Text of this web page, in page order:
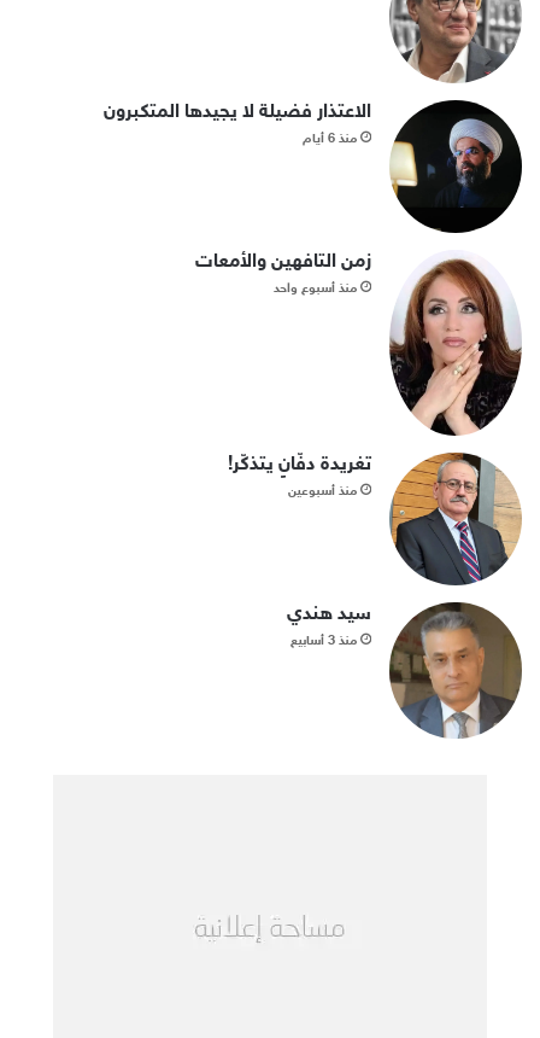
الاعتذار فضيلة لا يجيدها المتكبرون
منذ 6 أيام
زمن التافهين والأمعات
منذ أسبوع واحد
تغريدة دفّانٍ يتذكّر!
منذ أسبوعين
سيد هندي
منذ 3 أسابيع